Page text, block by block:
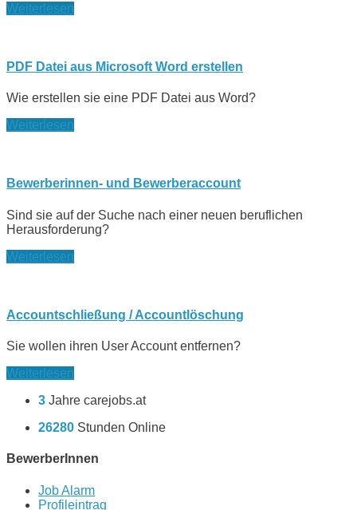
Weiterlesen
PDF Datei aus Microsoft Word erstellen
Wie erstellen sie eine PDF Datei aus Word?
Weiterlesen
Bewerberinnen- und Bewerberaccount
Sind sie auf der Suche nach einer neuen beruflichen
Herausforderung?
Weiterlesen
Accountschließung / Accountlöschung
Sie wollen ihren User Account entfernen?
Weiterlesen
3 Jahre carejobs.at
26280 Stunden Online
BewerberInnen
Job Alarm
Profileintrag